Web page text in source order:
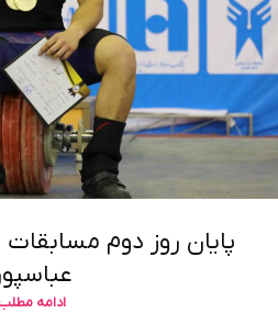
پایان روز دوم مسابقات
ادامه